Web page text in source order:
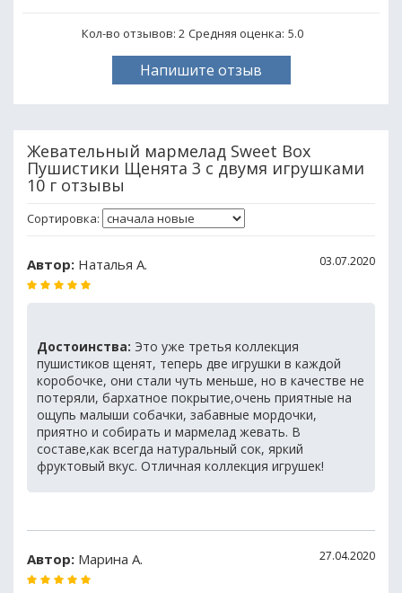
Кол-во отзывов: 2 Средняя оценка: 5.0
Напишите отзыв
Жевательный мармелад Sweet Box
Пушистики Щенята 3 с двумя игрушками
10 г отзывы
Сортировка:
Автор: Наталья А. 03.07.2020
Достоинства: Это уже третья коллекция
пушистиков щенят, теперь две игрушки в каждой
коробочке, они стали чуть меньше, но в качестве не
потеряли, бархатное покрытие,очень приятные на
ощупь малыши собачки, забавные мордочки,
приятно и собирать и мармелад жевать. В
составе,как всегда натуральный сок, яркий
фруктовый вкус. Отличная коллекция игрушек!
Автор: Марина А. 27.04.2020